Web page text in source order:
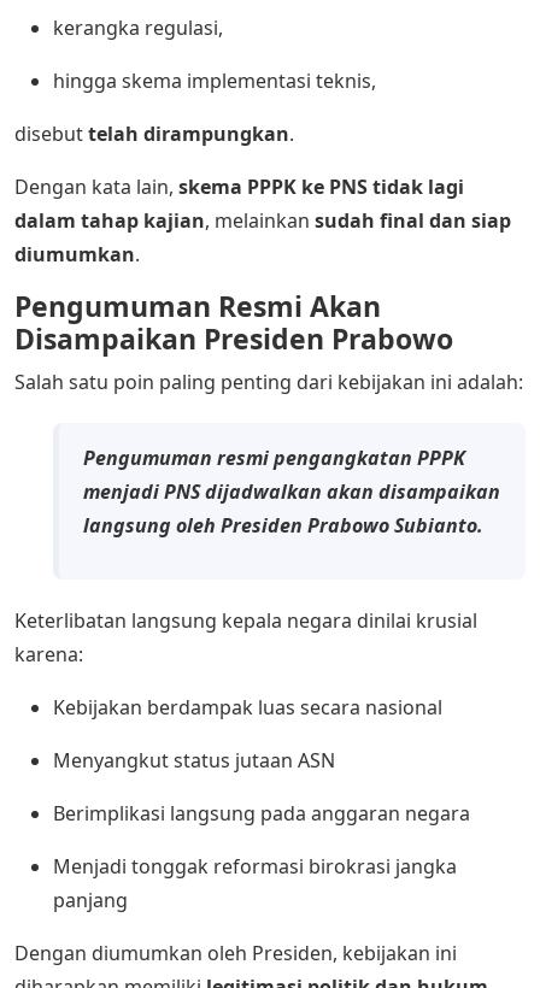
kerangka regulasi,
hingga skema implementasi teknis,
disebuttelah dirampungkan.
Dengan kata lain, skema PPPK ke PNS tidak lagi
dalam tahap kajian, melainkan sudah final dan siap
diumumkan.
Pengumuman Resmi Akan
Disampaikan Presiden Prabowo
Salah satu poin paling penting dari kebijakan ini adalah:
Pengumuman resmi pengangkatan PPPK
menjadi PNS dijadwalkan akan disampaikan
langsung oleh Presiden Prabowo Subianto.
Keterlibatan langsung kepala negara dinilai krusial
karena:
Kebijakan berdampak luas secara nasional
Menyangkut status jutaan ASN
Berimplikasi langsung pada anggaran negara
Menjadi tonggak reformasi birokrasi jangka
panjang
Dengan diumumkan oleh Presiden, kebijakan ini